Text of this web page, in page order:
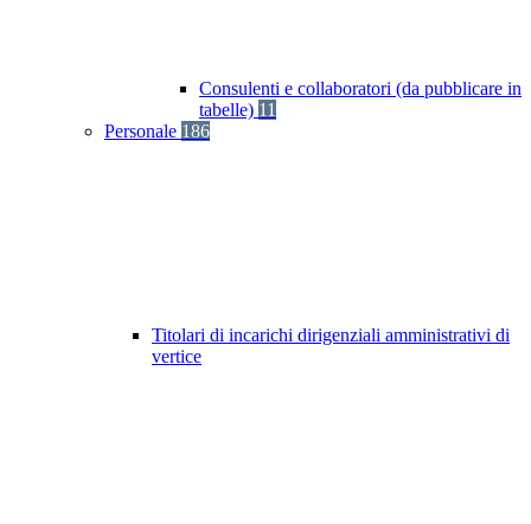
Consulenti e collaboratori (da pubblicare in
tabelle) 11
Personale 186
Titolari di incarichi dirigenziali amministrativi di
vertice